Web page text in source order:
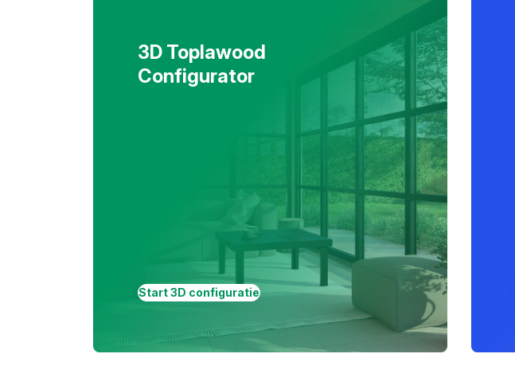
3D Toplawood
Configurator
Start 3D configuratie